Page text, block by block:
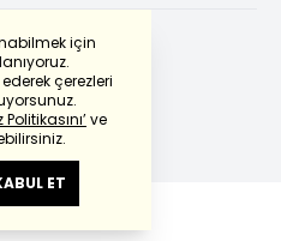
için
çerezleri
Politikasını’ve
ET
kullanılmıştır.